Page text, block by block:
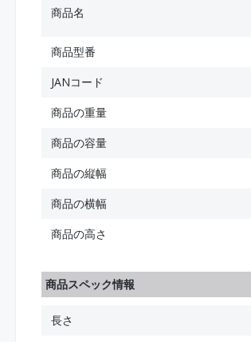
商品名
商品型番
JANコード
商品の重量
商品の容量
商品の縦幅
商品の横幅
商品の高さ
商品スペック情報
長さ